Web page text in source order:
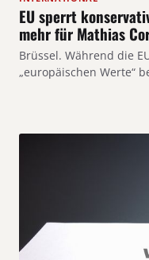
EU sperrt
mehr für Mathias
Brüssel. Während die
„europäischen Werte“